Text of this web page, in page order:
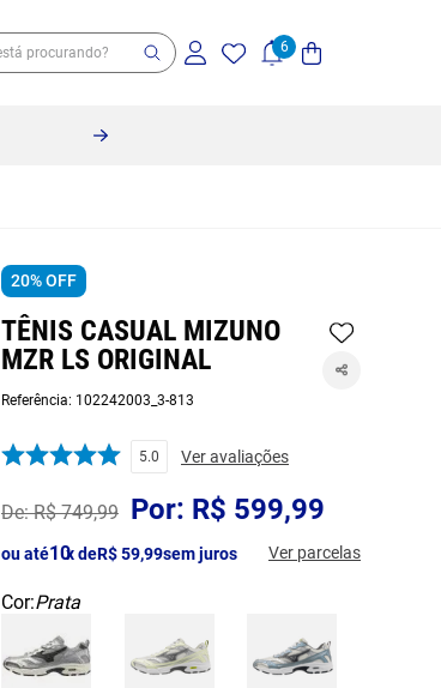
20%OFF
TÊNIS CASUAL MIZUNO
MZR LS ORIGINAL
Referência: 102242003_3-813
5.0 Ver avaliações
R$ 749,99 R$ 599,99
ou até10x deR$59,99sem juros Ver parcelas
Cor:Prata